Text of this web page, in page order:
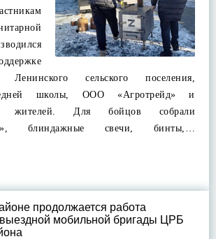
Ленинского сельского поселения,
школы, ООО «Агротрейд» и
жителей. Для бойцов собрали
блиндажные свечи, бинты,…
продолжается работа
мобильной бригады ЦРБ